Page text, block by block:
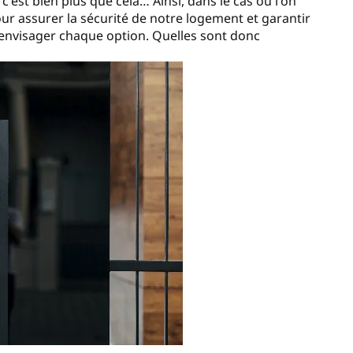
assurer la sécurité de notre logement et garantir
chaque option. Quelles sont donc